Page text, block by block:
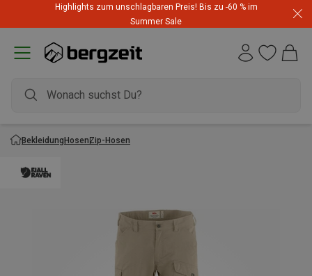
Highlights zum unschlagbaren Preis! Bis zu -60 % im
Summer Sale
BekleidungHosenZip-Hosen